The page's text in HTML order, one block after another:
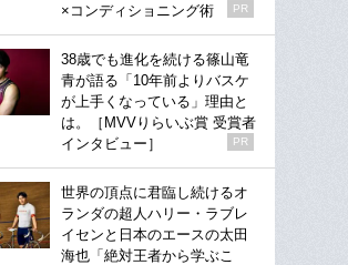
×コンディショニング術
PR
38歳でも進化を続ける篠山竜
青が語る「10年前よりバスケ
が上手くなっている」理由と
は。［MVVりらいぶ賞 受賞者
インタビュー］
PR
世界の頂点に君臨し続けるオ
ランダの超人ハリー・ラブレ
イセンと日本のエースの太田
海也「絶対王者から学ぶこ